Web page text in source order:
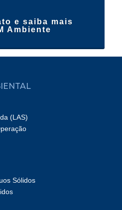
e saiba mais
Ambiente
(LAS)
Sólidos